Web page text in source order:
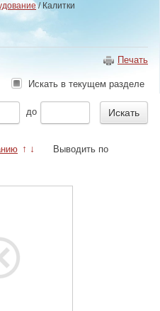
/ Калитки
Печать
Искать в текущем разделе
до
↑ ↓ Выводить по